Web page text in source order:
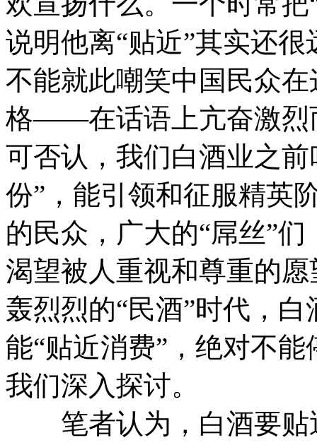
说明他离“贴近”其实还
不能就此嘲笑中国民众
格——在话语上亢奋激烈
可否认，我们白酒业之
份”，能引领和征服精英
的民众，广大的“屌丝”
渴望被人重视和尊重的
轰烈烈的“民酒”时代，
能“贴近消费”，绝对不
我们深入探讨。
笔者认为，白酒要贴